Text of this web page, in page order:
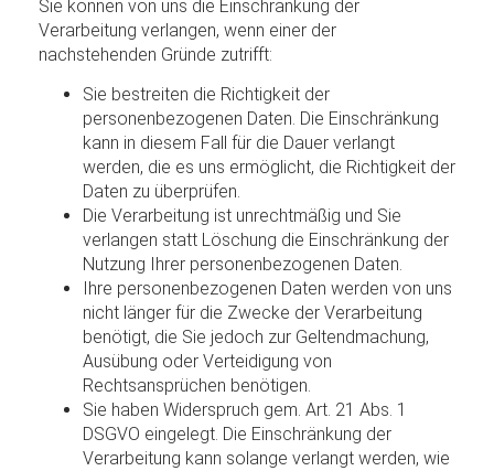
Sie können von uns die Einschränkung der
Verarbeitung verlangen, wenn einer der
nachstehenden Gründe zutrifft:
Sie bestreiten die Richtigkeit der
personenbezogenen Daten. Die Einschränkung
kann in diesem Fall für die Dauer verlangt
werden, die es uns ermöglicht, die Richtigkeit der
Daten zu überprüfen.
Die Verarbeitung ist unrechtmäßig und Sie
verlangen statt Löschung die Einschränkung der
Nutzung Ihrer personenbezogenen Daten.
Ihre personenbezogenen Daten werden von uns
nicht länger für die Zwecke der Verarbeitung
benötigt, die Sie jedoch zur Geltendmachung,
Ausübung oder Verteidigung von
Rechtsansprüchen benötigen.
Sie haben Widerspruch gem. Art. 21 Abs. 1
DSGVO eingelegt. Die Einschränkung der
Verarbeitung kann solange verlangt werden, wie